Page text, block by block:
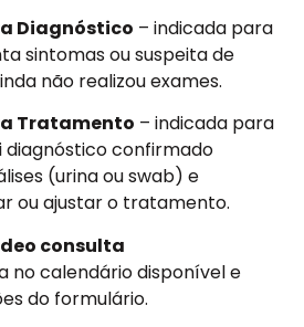
Diagnóstico – indicada para
sintomas ou suspeita de
não realizou exames.
Tratamento – indicada para
diagnóstico confirmado
(urina ou swab) e
ou ajustar o tratamento.
consulta
no calendário disponível e
do formulário.